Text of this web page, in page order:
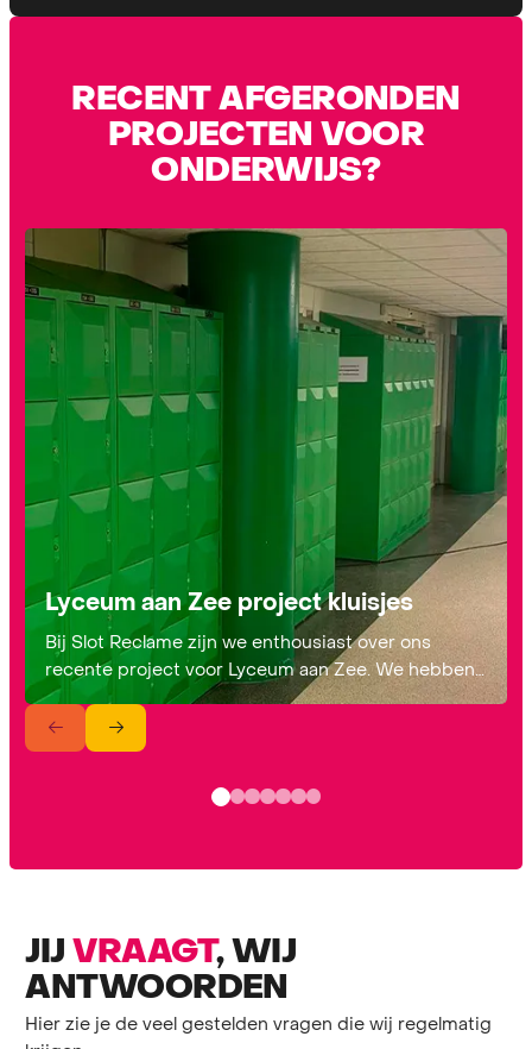
RECENT AFGERONDEN
PROJECTEN VOOR
ONDERWIJS?
Lyceum aan Zee project kluisjes
Bij Slot Reclame zijn we enthousiast over ons
recente project voor Lyceum aan Zee. We hebben
ons ingezet om de kluisjes van de school een
compleet nieuwe en fr
NEXT SLIDENEXT SLIDE
JIJVRAAGT, WIJ
ANTWOORDEN
Hier zie je de veel gestelden vragen die wij regelmatig